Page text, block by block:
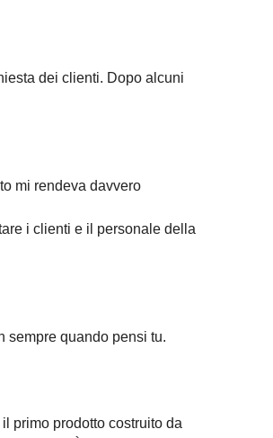
dei clienti. Dopo alcuni
mi rendeva davvero
i clienti e il personale della
sempre quando pensi tu.
primo prodotto costruito da